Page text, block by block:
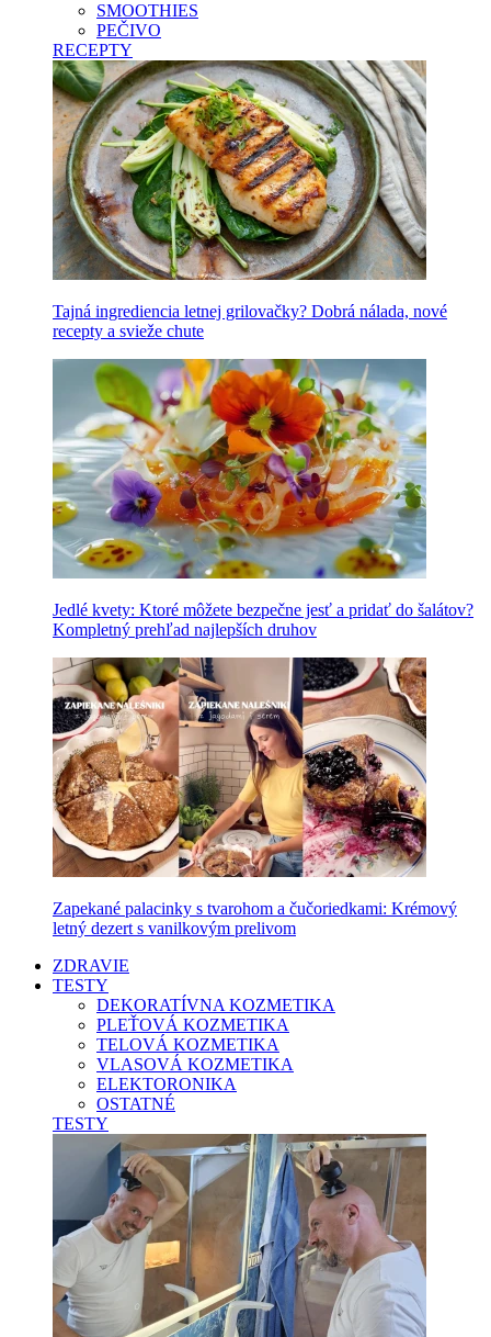
SMOOTHIES
PEČIVO
RECEPTY
Tajná ingrediencia letnej grilovačky? Dobrá nálada, nové
recepty a svieže chute
Jedlé kvety: Ktoré môžete bezpečne jesť a pridať do šalátov?
Kompletný prehľad najlepších druhov
Zapekané palacinky s tvarohom a čučoriedkami: Krémový
letný dezert s vanilkovým prelivom
ZDRAVIE
TESTY
DEKORATÍVNA KOZMETIKA
PLEŤOVÁ KOZMETIKA
TELOVÁ KOZMETIKA
VLASOVÁ KOZMETIKA
ELEKTORONIKA
OSTATNÉ
TESTY